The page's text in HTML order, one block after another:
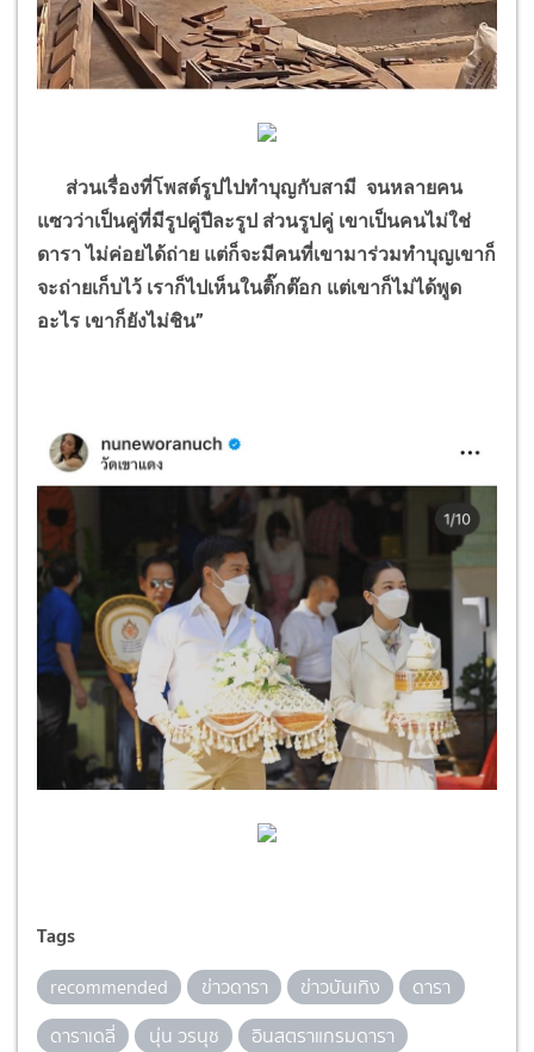
ส่วนเรื่องที่โพสต์รูปไปทำบุญกับสามี จนหลายคน
แซวว่าเป็นคู่ที่มีรูปคู่ปีละรูป ส่วนรูปคู่ เขาเป็นคนไม่ใช่
ดารา ไม่ค่อยได้ถ่าย แต่ก็จะมีคนที่เขามาร่วมทำบุญเขาก็
จะถ่ายเก็บไว้ เราก็ไปเห็นในติ๊กต๊อก แต่เขาก็ไม่ได้พูด
อะไร เขาก็ยังไม่ชิน”
Tags
recommended ข่าวดารา ข่าวบันเทิง
ดารา
ดาราเดลี่
นุ่น วรนุช
อินสตราแกรมดารา